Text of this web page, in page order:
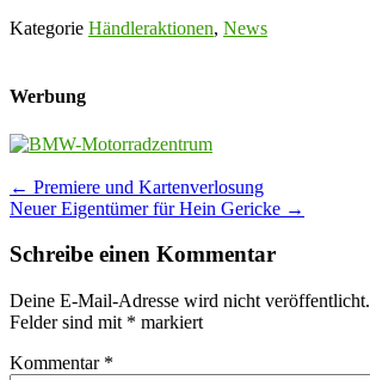
Kategorie Händleraktionen, News
Werbung
Post
navigation
← Premiere und Kartenverlosung
Neuer Eigentümer für Hein Gericke →
Schreibe einen Kommentar
Deine E-Mail-Adresse wird nicht veröffentlicht.
Felder sind mit * markiert
Kommentar *